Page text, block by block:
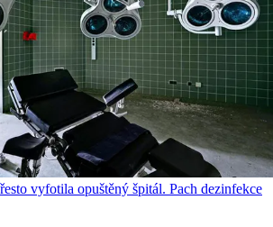
vyfotila opuštěný špitál. Pach dezinfekce